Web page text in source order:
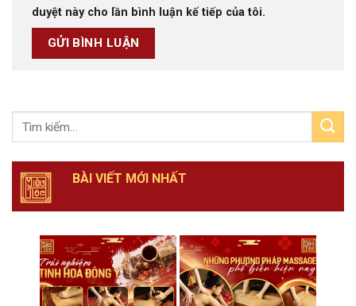
BÀI VIẾT MỚI NHẤT
duyệt này cho lần bình luận kế tiếp của tôi.